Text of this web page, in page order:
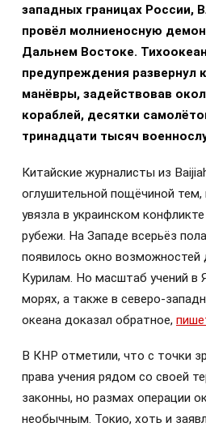
западных границах России,
провёл молниеносную
Дальнем Востоке.
предупреждения развернул
манёвры, задействовав
кораблей, десятки
тринадцати тысяч
Китайские журналисты из
оглушительной пощёчиной
увязла в украинском
рубежи. На Западе всерьёз
появилось окно возможностей
Курилам. Но масштаб учений в
морях, а также в северо-
океана доказал обратное,
В КНР отметили, что с точки
права учения рядом со своей
законны, но размах операции
необычным. Токио, хоть и